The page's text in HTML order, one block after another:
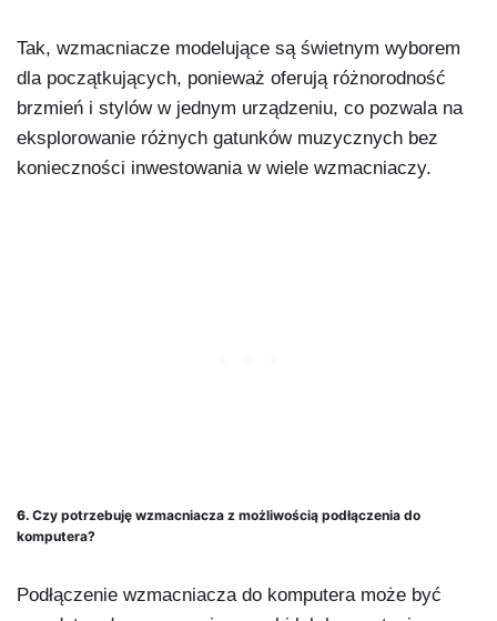
Tak, wzmacniacze modelujące są świetnym wyborem
dla początkujących, ponieważ oferują różnorodność
brzmień i stylów w jednym urządzeniu, co pozwala na
eksplorowanie różnych gatunków muzycznych bez
konieczności inwestowania w wiele wzmacniaczy.
6. Czy potrzebuję wzmacniacza z możliwością podłączenia do
komputera?
Podłączenie wzmacniacza do komputera może być